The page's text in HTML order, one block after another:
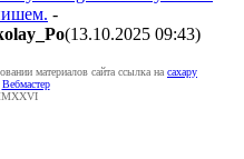
-
(13.10.2025 09:43)
материалов сайта ссылка на caxapу
Вебмастер